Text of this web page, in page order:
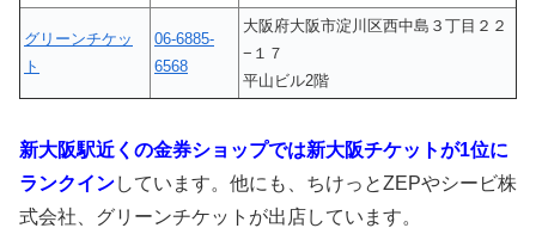
グリーンチケッ
ト
06-6885-
6568
大阪府大阪市淀川区西中島３丁目２２
−１７
平山ビル2階
新大阪駅近くの金券ショップでは新大阪チケットが1位に
ランクインしています。他にも、ちけっとZEPやシービ株
式会社、グリーンチケットが出店しています。